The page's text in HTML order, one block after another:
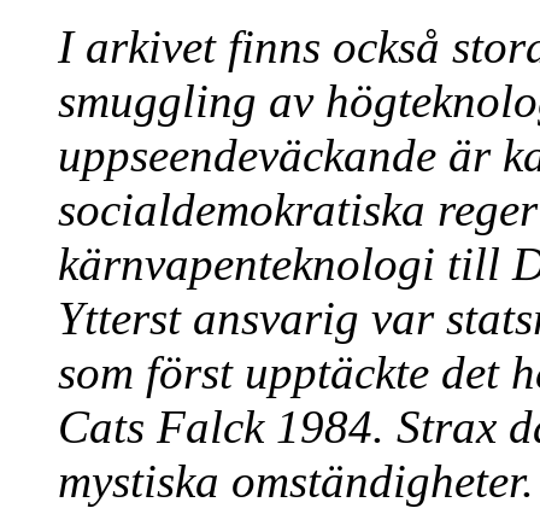
I arkivet finns också
smuggling av
uppseendeväckande är
socialdemokratiska
kärnvapenteknologi till
Ytterst ansvarig var
som först upptäckte det
Cats Falck 1984. Strax
mystiska omständigheter.